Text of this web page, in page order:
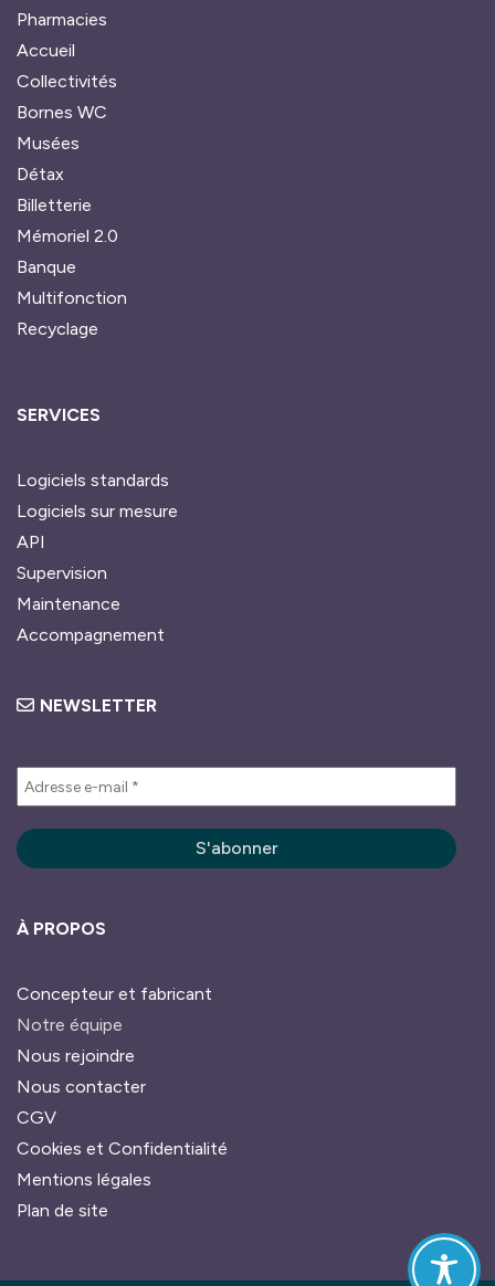
Pharmacies
Accueil
Collectivités
Bornes WC
Musées
Détax
Billetterie
Mémoriel 2.0
Banque
Multifonction
Recyclage
SERVICES
Logiciels standards
Logiciels sur mesure
API
Supervision
Maintenance
Accompagnement
NEWSLETTER
À PROPOS
Concepteur et fabricant
Notre équipe
Nous rejoindre
Nous contacter
CGV
Cookies et Confidentialité
Mentions légales
Plan de site